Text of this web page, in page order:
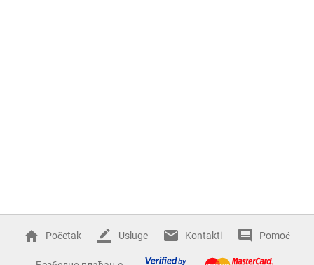
Početak Usluge Kontakti Pomoć